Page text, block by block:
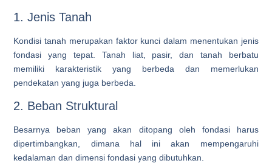
1. Jenis Tanah
Kondisi tanah merupakan faktor kunci dalam menentukan jenis
fondasi yang tepat. Tanah liat, pasir, dan tanah berbatu
memiliki karakteristik yang berbeda dan memerlukan
pendekatan yang juga berbeda.
2. Beban Struktural
Besarnya beban yang akan ditopang oleh fondasi harus
dipertimbangkan, dimana hal ini akan mempengaruhi
kedalaman dan dimensi fondasi yang dibutuhkan.